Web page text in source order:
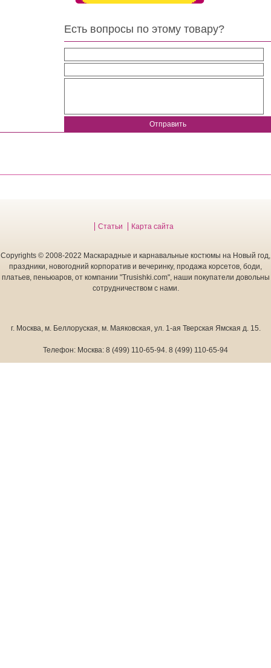
Есть вопросы по этому товару?
Отправить
Статьи Карта сайта
Copyrights © 2008-2022 Маскарадные и карнавальные костюмы на Новый год,
праздники, новогодний корпоратив и вечеринку, продажа корсетов, боди,
платьев, пеньюаров, от компании "Trusishki.com", наши покупатели довольны
сотрудничеством с нами.
г. Москва м. Беллоруская, м. Маяковская, ул. 1-ая Тверская Ямская д. 15.
Телефон: Москва: 8 (499) 110-65-94 8 (499) 110-65-94